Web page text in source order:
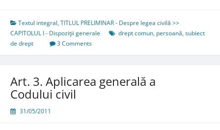
Textul integral,TITLUL PRELIMINAR - Despre legea civilă >>
CAPITOLUL I - Dispoziţii generale
drept comun, persoană,subiect
de drept
3 Comments
Art. 3. Aplicarea generală a
Codului civil
31/05/2011